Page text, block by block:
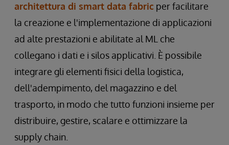
architettura di smart data fabric per facilitare
la creazione e l'implementazione di applicazioni
ad alte prestazioni e abilitate al ML che
collegano i dati e i silos applicativi. È possibile
integrare gli elementi fisici della logistica,
dell'adempimento, del magazzino e del
trasporto, in modo che tutto funzioni insieme per
distribuire, gestire, scalare e ottimizzare la
supply chain.